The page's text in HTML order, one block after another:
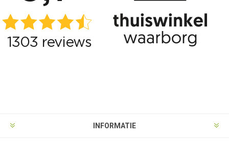
INFORMATIE